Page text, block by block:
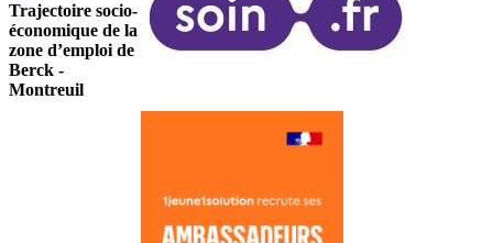
Trajectoire socio-
économique de la
zone d’emploi de
Berck -
Montreuil